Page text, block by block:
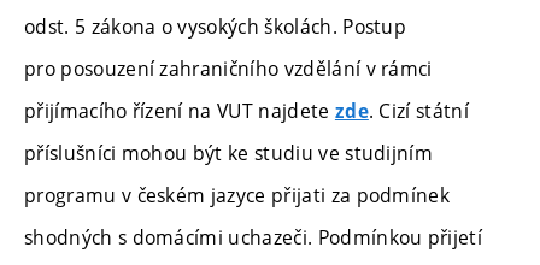
odst. 5 zákona o vysokých školách. Postup
pro posouzení zahraničního vzdělání v rámci
přijímacího řízení na VUT najdete zde. Cizí státní
příslušníci mohou být ke studiu ve studijním
programu v českém jazyce přijati za podmínek
shodných s domácími uchazeči. Podmínkou přijetí